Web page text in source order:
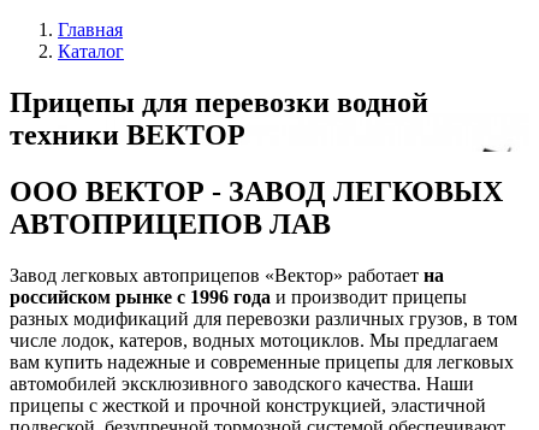
Главная
Каталог
Прицепы для перевозки водной
техники ВЕКТОР
ООО ВЕКТОР - ЗАВОД ЛЕГКОВЫХ
АВТОПРИЦЕПОВ ЛАВ
Завод легковых автоприцепов «Вектор» работает на
российском рынке с 1996 года и производит прицепы
разных модификаций для перевозки различных грузов, в том
числе лодок, катеров, водных мотоциклов. Мы предлагаем
вам купить надежные и современные прицепы для легковых
автомобилей эксклюзивного заводского качества. Наши
прицепы с жесткой и прочной конструкцией, эластичной